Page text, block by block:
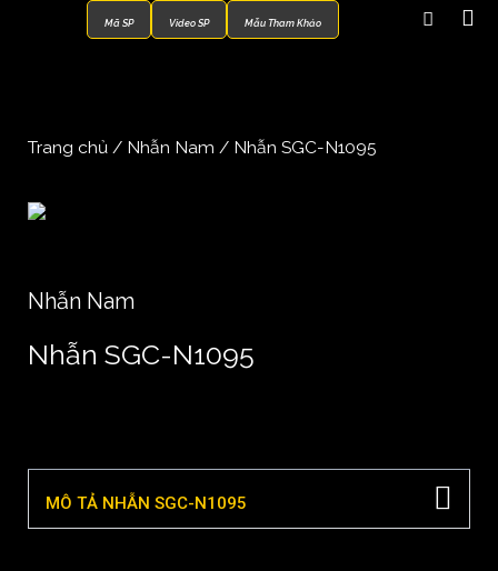
Mã SP Video SP Mẫu Tham Khảo
Trang chủ / Nhẫn Nam / Nhẫn SGC-N1095
Nhẫn Nam
Nhẫn SGC-N1095
MÔ TẢ NHẪN SGC-N1095